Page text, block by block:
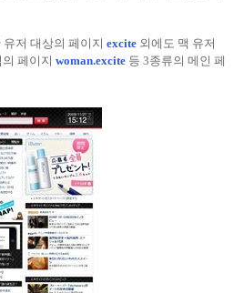
저 대상의 페이지 excite 외에도 맥 유저
페이지 woman.excite 등 3종류의 메인 페